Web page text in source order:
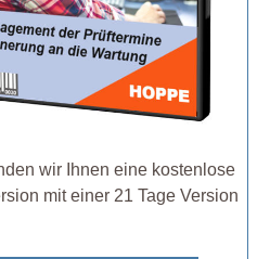
wir Ihnen eine kostenlose
mit einer 21 Tage Version